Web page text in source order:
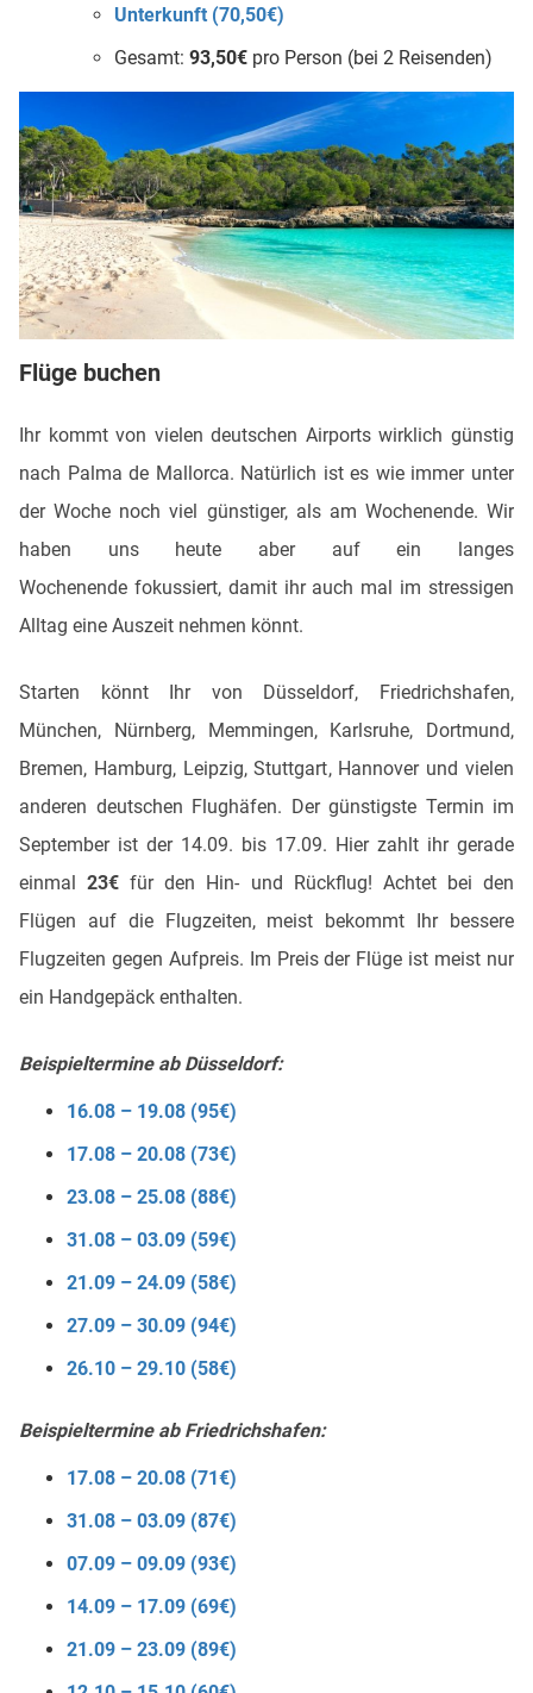
Unterkunft (70,50€)
Gesamt: 93,50€ pro Person (bei 2 Reisenden)
Flüge buchen
Ihr kommt von vielen deutschen Airports wirklich günstig
nach Palma de Mallorca. Natürlich ist es wie immer unter
der Woche noch viel günstiger, als am Wochenende. Wir
haben uns heute aber auf ein langes
Wochenende fokussiert, damit ihr auch mal im stressigen
Alltag eine Auszeit nehmen könnt.
Starten könnt Ihr von Düsseldorf, Friedrichshafen,
München, Nürnberg, Memmingen, Karlsruhe, Dortmund,
Bremen, Hamburg, Leipzig, Stuttgart, Hannover und vielen
anderen deutschen Flughäfen. Der günstigste Termin im
September ist der 14.09. bis 17.09. Hier zahlt ihr gerade
einmal23€ für den Hin- und Rückflug! Achtet bei den
Flügen auf die Flugzeiten, meist bekommt Ihr bessere
Flugzeiten gegen Aufpreis. Im Preis der Flüge ist meist nur
ein Handgepäck enthalten.
Beispieltermine ab Düsseldorf:
16.08 – 19.08 (95€)
17.08 – 20.08 (73€)
23.08 – 25.08 (88€)
31.08 – 03.09 (59€)
21.09 – 24.09 (58€)
27.09 – 30.09 (94€)
26.10 – 29.10 (58€)
Beispieltermine ab Friedrichshafen:
17.08 – 20.08 (71€)
31.08 – 03.09 (87€)
07.09 – 09.09 (93€)
14.09 – 17.09 (69€)
21.09 – 23.09 (89€)